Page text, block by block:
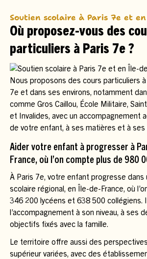
Soutien scolaire à Paris 7e et
Où proposez-vous des
particuliers à Paris 7e ?
Nous proposons des cours particuliers
7e et dans ses environs, notamment
comme Gros Caillou, École Militaire,
et Invalides, avec un accompagnement
de votre enfant, à ses matières et à
Aider votre enfant à progresser à
France, où l’on compte plus de 980
À Paris 7e, votre enfant progresse dans
scolaire régional, en Île-de-France, où
346 200 lycéens et 638 500 collégiens.
l’accompagnement à son niveau, à ses
objectifs fixés avec la famille.
Le territoire offre aussi des
supérieur variées, avec des